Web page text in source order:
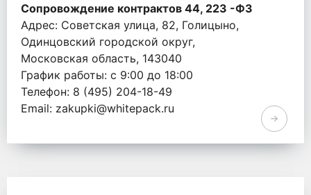
Сопровождение контрактов 44, 223 -ФЗ
Адрес: Советская улица, 82, Голицыно,
Одинцовский городской округ,
Московская область, 143040
График работы: с 9:00 до 18:00
Телефон: 8 (495) 204-18-49
Email: zakupki@whitepack.ru